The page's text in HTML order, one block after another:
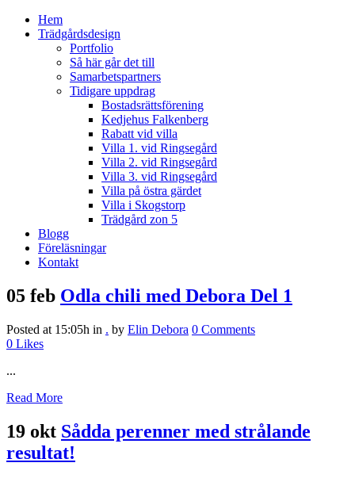
Hem
Trädgårdsdesign
Portfolio
Så här går det till
Samarbetspartners
Tidigare uppdrag
Bostadsrättsförening
Kedjehus Falkenberg
Rabatt vid villa
Villa 1. vid Ringsegård
Villa 2. vid Ringsegård
Villa 3. vid Ringsegård
Villa på östra gärdet
Villa i Skogstorp
Trädgård zon 5
Blogg
Föreläsningar
Kontakt
05 feb Odla chili med Debora Del 1
Posted at 15:05h in . by Elin Debora 0 Comments
0 Likes
...
Read More
19 okt Sådda perenner med strålande
resultat!